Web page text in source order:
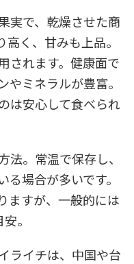
実で、乾燥させた商
く、甘みも上品。
されます。健康面で
ミネラルが豊富。
は安心して食べられ
。常温で保存し、
場合が多いです。
ますが、一般的には
。
ライチは、中国や台